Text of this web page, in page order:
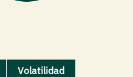
Volatilidad